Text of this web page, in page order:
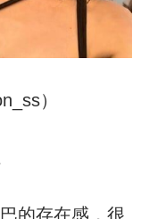
）
的存在感，很